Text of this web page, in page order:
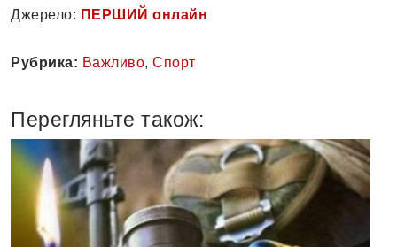
Джерело: ПЕРШИЙ онлайн
Рубрика: Важливо, Спорт
Перегляньте також: